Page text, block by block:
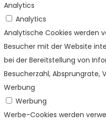
Analytics
Analytics
Analytische Cookies werden
Besucher mit der Website
bei der Bereitstellung von
Besucherzahl, Absprungrate,
Werbung
Werbung
Werbe-Cookies werden